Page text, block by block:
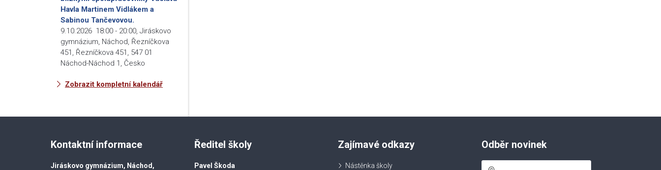
Havla Martinem Vidlákem a
Sabinou Tančevovou.
9.10.2026 18:00 - 20:00 Jiráskovo
gymnázium, Náchod, Řezníčkova
451, Řezníčkova 451, 547 01
Náchod-Náchod 1, Česko
Zobrazit kompletní kalendář
Kontaktní informace
Jiráskovo gymnázium, Náchod,
Ředitel školy
Pavel Škoda
Zajímavé odkazy
Nástěnka školy
Odběr novinek